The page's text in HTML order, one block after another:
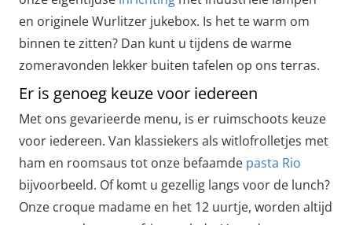
en originele Wurlitzer jukebox. Is het te warm om
binnen te zitten? Dan kunt u tijdens de warme
zomeravonden lekker buiten tafelen op ons terras.
Er is genoeg keuze voor iedereen
Met ons gevarieerde menu, is er ruimschoots keuze
voor iedereen. Van klassiekers als witlofrolletjes met
ham en roomsaus tot onze befaamde pasta Rio
bijvoorbeeld. Of komt u gezellig langs voor de lunch?
Onze croque madame en het 12 uurtje, worden altijd